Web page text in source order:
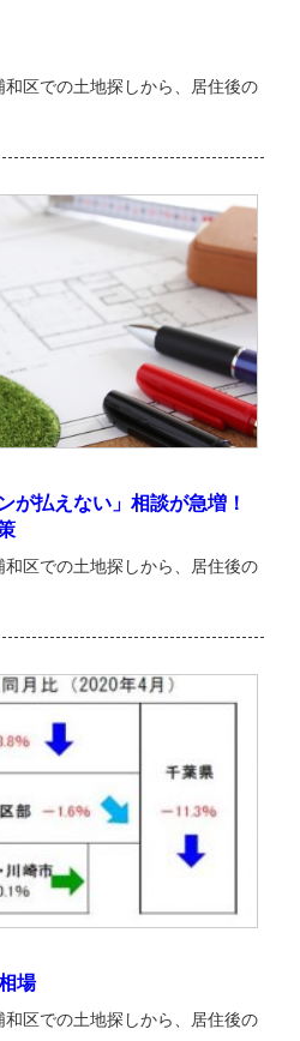
区での土地探しから、居住後の
が払えない」相談が急増！
区での土地探しから、居住後の
場
区での土地探しから、居住後の